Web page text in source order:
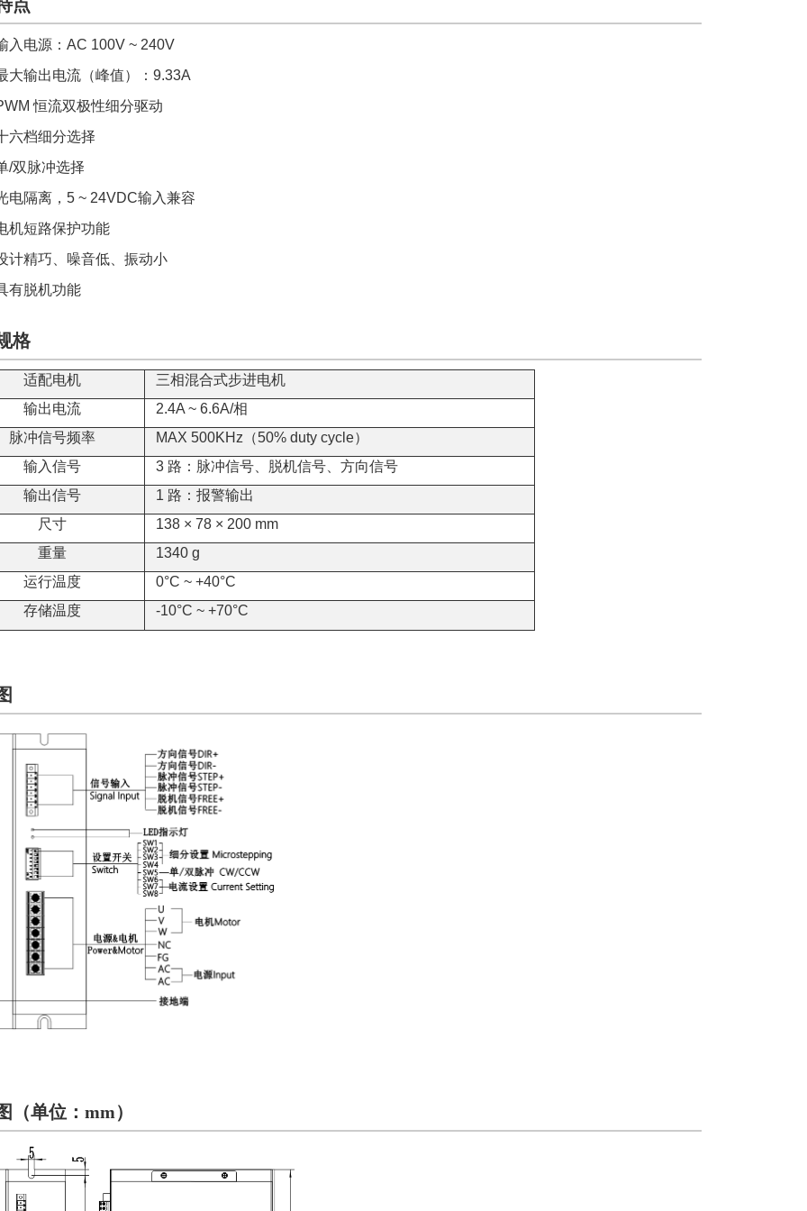
点
入电源：AC 100V ~ 240V
大输出电流（峰值）：9.33A
恒流双极性细分驱动
六档细分选择
/双脉冲选择
电隔离，5 ~ 24VDC输入兼容
机短路保护功能
计精巧、噪音低、振动小
有脱机功能
格
适配电机
三相混合式步进电机
输出电流
2.4A ~ 6.6A/相
脉冲信号频率
MAX 500KHz（50% duty cycle）
输入信号
3 路：脉冲信号、脱机信号、方向信号
输出信号
1 路：报警输出
尺寸
138 × 78 × 200 mm
重量
1340 g
运行温度
0°C ~ +40°C
存储温度
-10°C ~ +70°C
（单位：mm）